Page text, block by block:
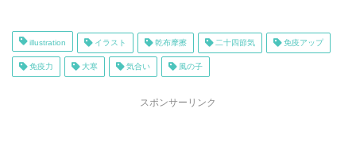
illustration イラスト 乾布摩擦 二十四節気 免疫アップ
免疫力 大寒 気合い 風の子
スポンサーリンク